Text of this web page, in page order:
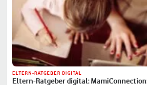
ELTERN-RATGEBER DIGITAL
Eltern-Ratgeber digital: